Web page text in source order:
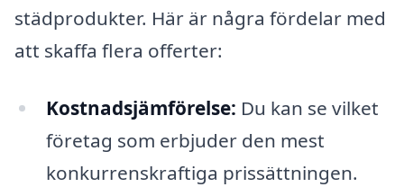
städprodukter. Här är några fördelar med
att skaffa flera offerter:
Kostnadsjämförelse: Du kan se vilket
företag som erbjuder den mest
konkurrenskraftiga prissättningen.